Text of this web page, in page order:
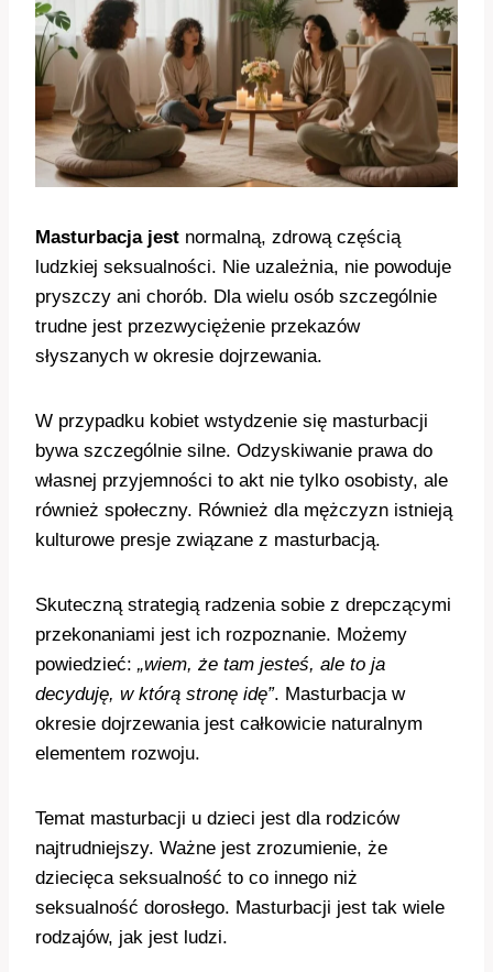
Masturbacja jest normalną, zdrową częścią
ludzkiej seksualności. Nie uzależnia, nie powoduje
pryszczy ani chorób. Dla wielu osób szczególnie
trudne jest przezwyciężenie przekazów
słyszanych w okresie dojrzewania.
W przypadku kobiet wstydzenie się masturbacji
bywa szczególnie silne. Odzyskiwanie prawa do
własnej przyjemności to akt nie tylko osobisty, ale
również społeczny. Również dla mężczyzn istnieją
kulturowe presje związane z masturbacją.
Skuteczną strategią radzenia sobie z drepczącymi
przekonaniami jest ich rozpoznanie. Możemy
powiedzieć: „wiem, że tam jesteś, ale to ja
decyduję, w którą stronę idę”. Masturbacja w
okresie dojrzewania jest całkowicie naturalnym
elementem rozwoju.
Temat masturbacji u dzieci jest dla rodziców
najtrudniejszy. Ważne jest zrozumienie, że
dziecięca seksualność to co innego niż
seksualność dorosłego. Masturbacji jest tak wiele
rodzajów, jak jest ludzi.